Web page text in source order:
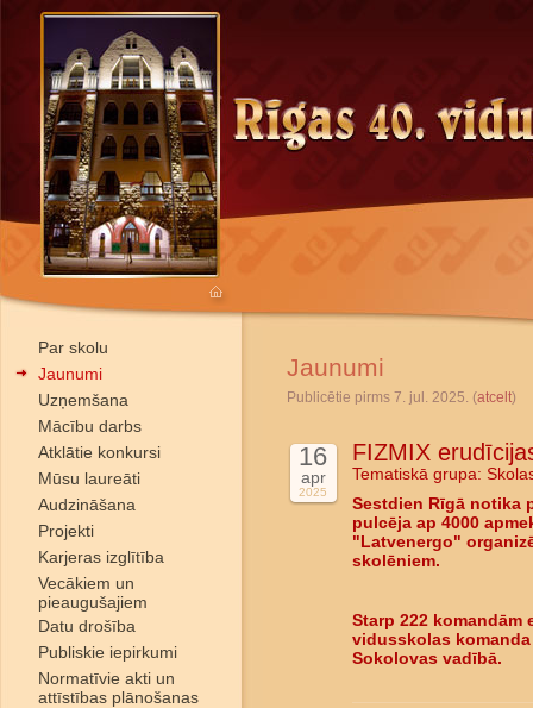
Par skolu
Jaunumi
Uzņemšana
Mācību darbs
Atklātie konkursi
Mūsu laureāti
Audzināšana
Projekti
Karjeras izglītība
Vecākiem un
pieaugušajiem
Datu drošība
Publiskie iepirkumi
Normatīvie akti un
attīstības plānošanas
Jaunumi
Publicētie pirms 7. jul. 2025. (atcelt)
16
apr
2025
FIZMIX
Tematiskā grupa:
Sestdien Rīgā notika
pulcēja ap 4000
"Latvenergo"
skolēniem.
Starp 222 komandām
vidusskolas
Sokolovas vadībā.